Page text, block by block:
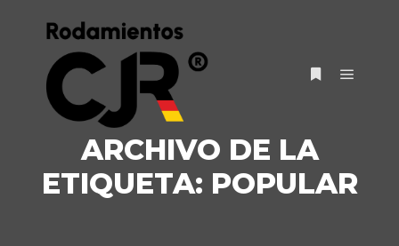
ARCHIVO DE LA
ETIQUETA: POPULAR